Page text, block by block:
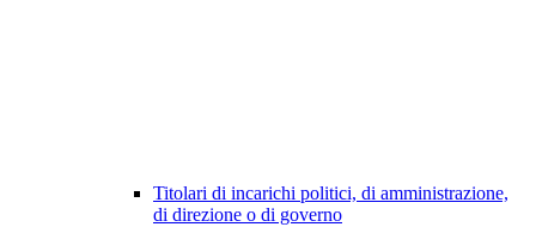
Titolari di incarichi politici, di amministrazione,
di direzione o di governo